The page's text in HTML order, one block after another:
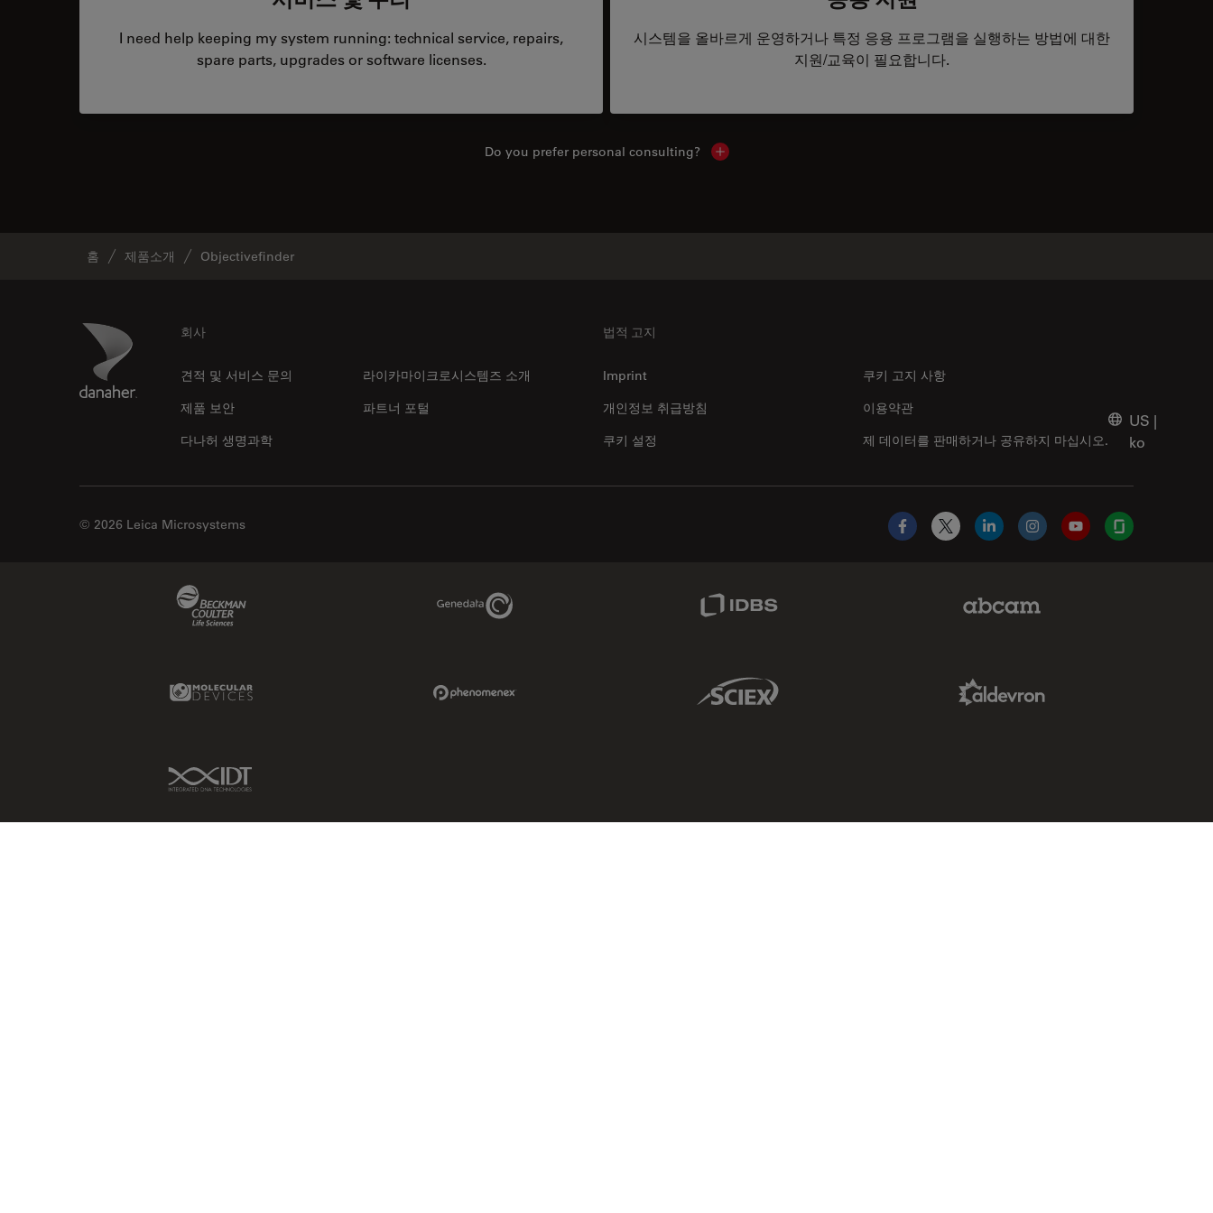
I need help keeping my system running: technical service, repairs,
spare parts, upgrades or software licenses.
시스템을 올바르게 운영하거나 특정 응용 프로그램을 실행하는 방법에 대한
지원/교육이 필요합니다.
Do you prefer personal consulting? Show local contacts
홈 제품소개 Objectivefinder
Danaher Logo 회사
견적 및 서비스 문의
라이카마이크로시스템즈 소개
제품 보안
파트너 포털
다나허 생명과학
법적 고지
Imprint
쿠키 고지 사항
개인정보 취급방침
제 데이터를 판매하거나 공유하지 마십시오.
이용약관
쿠키 설정
US |
ko
© 2026 Leica Microsystems
Facebook
X LinkedInInstagramYouTubeGlassdoor
Genedata Link
Molecular Devices Link Sciex Link
IDT Link